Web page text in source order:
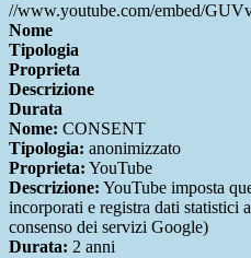
//www.youtube.com/embed/
Nome
Tipologia
Proprieta
Descrizione
Durata
Nome: CONSENT
Tipologia: anonimizzato
Proprieta: YouTube
Descrizione: YouTube imposta
incorporati e registra dati statistici
consenso dei servizi Google)
Durata: 2 anni